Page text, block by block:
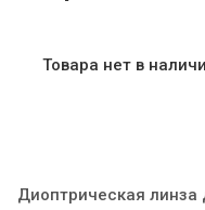
Товара нет в
Диоптрическая линза